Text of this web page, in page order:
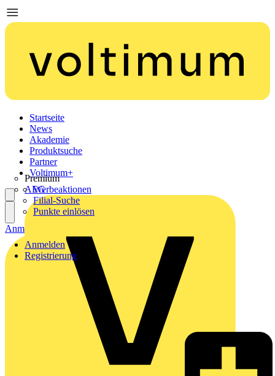
Startseite
News
Akademie
Produktsuche
Partner
Premium
AEG
Voltimum+
Werbeaktionen
Filial-Suche
Punkte einlösen
Anmelden
Registrierung
Anmelden